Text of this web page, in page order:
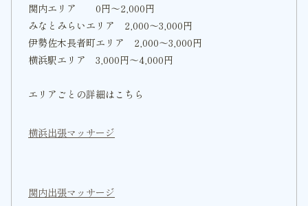
関内エリア 0円〜2,000円
みなとみらいエリア 2,000〜3,000円
伊勢佐木長者町エリア 2,000〜3,000円
横浜駅エリア 3,000円〜4,000円
エリアごとの詳細はこちら
横浜出張マッサージ
関内出張マッサージ